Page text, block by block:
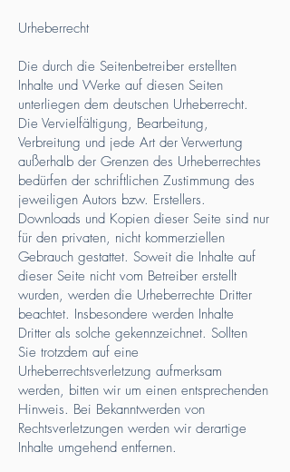
Urheberrecht
Die durch die Seitenbetreiber erstellten
Inhalte und Werke auf diesen Seiten
unterliegen dem deutschen Urheberrecht.
Die Vervielfältigung, Bearbeitung,
Verbreitung und jede Art der Verwertung
außerhalb der Grenzen des Urheberrechtes
bedürfen der schriftlichen Zustimmung des
jeweiligen Autors bzw. Erstellers.
Downloads und Kopien dieser Seite sind nur
für den privaten, nicht kommerziellen
Gebrauch gestattet. Soweit die Inhalte auf
dieser Seite nicht vom Betreiber erstellt
wurden, werden die Urheberrechte Dritter
beachtet. Insbesondere werden Inhalte
Dritter als solche gekennzeichnet. Sollten
Sie trotzdem auf eine
Urheberrechtsverletzung aufmerksam
werden, bitten wir um einen entsprechenden
Hinweis. Bei Bekanntwerden von
Rechtsverletzungen werden wir derartige
Inhalte umgehend entfernen.